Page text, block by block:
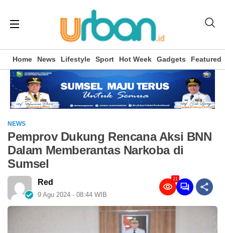
Home News Lifestyle Sport Hot Week Gadgets Featured
NEWS
Pemprov Dukung Rencana Aksi BNN
Dalam Memberantas Narkoba di
Sumsel
Red
9 Agu 2024 - 08:44 WIB
21